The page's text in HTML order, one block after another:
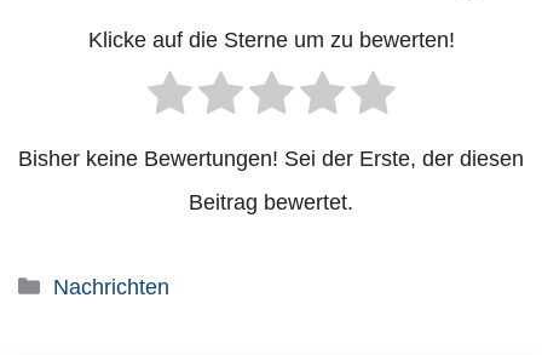
Klicke auf die Sterne um zu bewerten!
Bisher keine Bewertungen! Sei der Erste, der diesen
Beitrag bewertet.
Kategorien
Nachrichten